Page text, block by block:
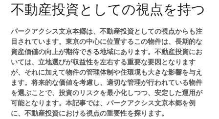
不動産投資としての視点を持つ
パークアクシス文京本郷は、不動産投資としての視点からも注
目されています。東京の中心に位置するこの物件は、長期的な
資産価値の向上が期待できる地域にあります。不動産投資にお
いては、立地選びが収益性を左右する重要な要因となります
が、それに加えて物件の管理体制や住環境も大きな影響を与え
ます。将来的な価値を考慮し、適切な管理が行われている物件
を選ぶことで、投資のリスクを最小化しつつ、安定した運用が
可能となります。本記事では、パークアクシス文京本郷を例
に、不動産投資における視点の重要性を探ります。